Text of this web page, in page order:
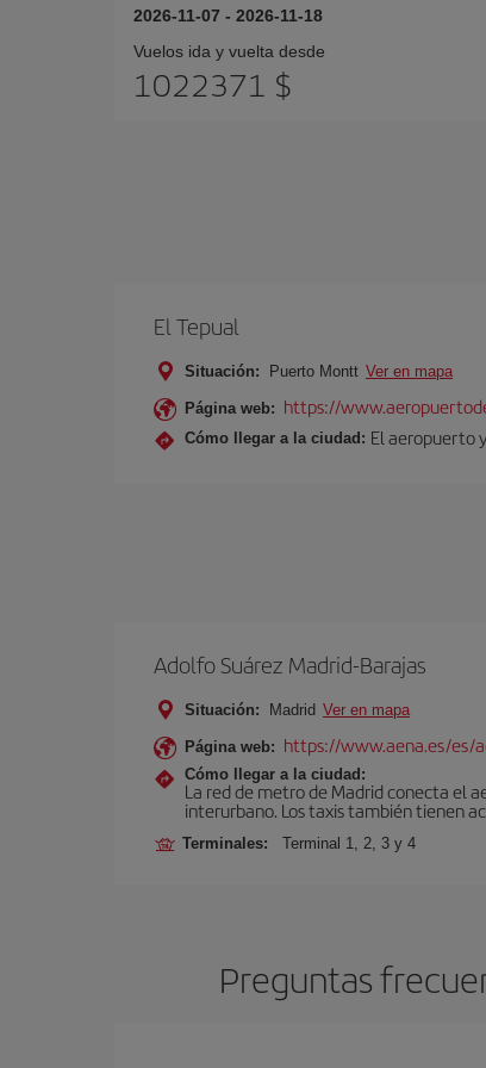
2026-11-07 - 2026-11-18
Vuelos ida y vuelta desde
1022371 $
El Tepual
Situación: Puerto Montt Ver en mapa
Página web: https://
Cómo llegar a la ciudad: El aeropuerto
Adolfo Suárez Madrid-Barajas
Situación: Madrid Ver en mapa
Página web: https://www.aena.es/es/
Cómo llegar a la ciudad:
La red de metro de Madrid conecta el
interurbano. Los taxis también tienen
Terminales: Terminal 1, 2, 3 y 4
Preguntas